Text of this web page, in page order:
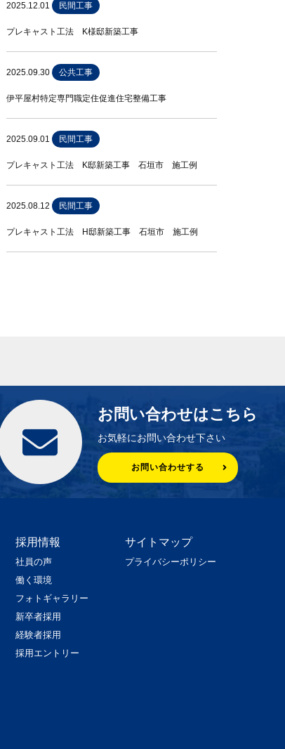
2025.12.01 民間工事
プレキャスト工法 K様邸新築工事
2025.09.30 公共工事
伊平屋村特定専門職定住促進住宅整備工事
2025.09.01 民間工事
プレキャスト工法 K邸新築工事 石垣市 施工例
2025.08.12 民間工事
プレキャスト工法 H邸新築工事 石垣市 施工例
お問い合わせはこちら
お気軽にお問い合わせ下さい
お問い合わせする
採用情報
社員の声
働く環境
フォトギャラリー
新卒者採用
経験者採用
採用エントリー
サイトマップ
プライバシーポリシー